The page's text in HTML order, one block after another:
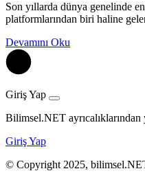
Son yıllarda dünya genelinde
platformlarından biri haline
Devamını Oku
Giriş Yap
Bilimsel.NET
Giriş Yap
© Copyright 2025,